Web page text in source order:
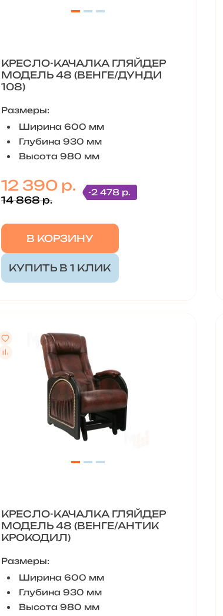
КРЕСЛО-КАЧАЛКА ГЛЯЙДЕР
МОДЕЛЬ 48 (ВЕНГЕ/ДУНДИ
108)
Размеры:
Ширина 600 мм
Глубина 930 мм
Высота 980 мм
12 390 р.
14 868 р.
-2 478 р.
В КОРЗИНУ
КУПИТЬ В 1 КЛИК
КРЕСЛО-КАЧАЛКА ГЛЯЙДЕР
МОДЕЛЬ 48 (ВЕНГЕ/АНТИК
КРОКОДИЛ)
Размеры:
Ширина 600 мм
Глубина 930 мм
Высота 980 мм